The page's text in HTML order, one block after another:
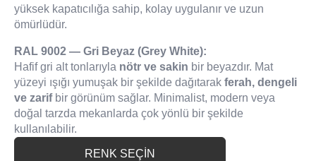
yüksek kapatıcılığa sahip, kolay uygulanır ve uzun
ömürlüdür.
RAL 9002 — Gri Beyaz (Grey White):
Hafif gri alt tonlarıyla nötr ve sakin bir beyazdır. Mat
yüzeyi ışığı yumuşak bir şekilde dağıtarak ferah, dengeli
ve zarifbir görünüm sağlar. Minimalist, modern veya
doğal tarzda mekanlarda çok yönlü bir şekilde
kullanılabilir.
RENK SEÇİN